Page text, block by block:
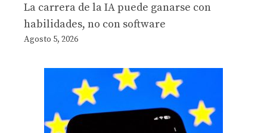
La carrera de la IA puede ganarse con
habilidades, no con software
Agosto 5, 2026